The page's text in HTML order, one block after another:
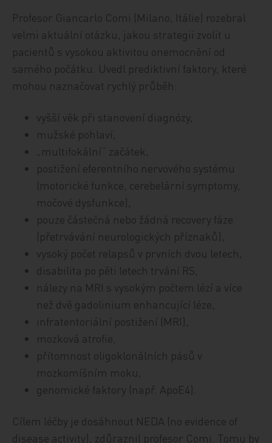
Profesor Giancarlo Comi (Milano, Itálie) rozebral
velmi aktuální otázku, jakou strategii zvolit u
pacientů s vysokou aktivitou onemocnění od
samého počátku. Uvedl prediktivní faktory, které
mohou naznačovat rychlý průběh:
vyšší věk při stanovení diagnózy,
mužské pohlaví,
„multifokální“ začátek,
postižení eferentního nervového systému
(motorické funkce, cerebelární symptomy,
močové dysfunkce),
pouze částečná nebo žádná recovery fáze
(přetrvávání neurologických příznaků),
vysoký počet relapsů v prvních dvou letech,
disabilita po pěti letech trvání RS,
nálezy na MRI s vysokým počtem lézí a více
než dvě gadolinium enhancující léze,
infratentoriální postižení (MRI),
mozková atrofie,
přítomnost oligoklonálních pásů v
mozkomíšním moku,
genomické faktory (např. ApoE4).
Cílem léčby je dosáhnout NEDA (no evidence of
disease activity), zdůraznil profesor Comi. Tomu by